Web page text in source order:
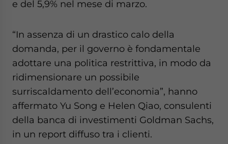
e del 5,9% nel mese di marzo.
“In assenza di un drastico calo della
domanda, per il governo è fondamentale
adottare una politica restrittiva, in modo da
ridimensionare un possibile
surriscaldamento dell’economia”, hanno
affermato Yu Song e Helen Qiao, consulenti
della banca di investimenti Goldman Sachs,
in un report diffuso tra i clienti.